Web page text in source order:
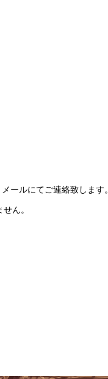
ールにてご連絡致します。
ん。